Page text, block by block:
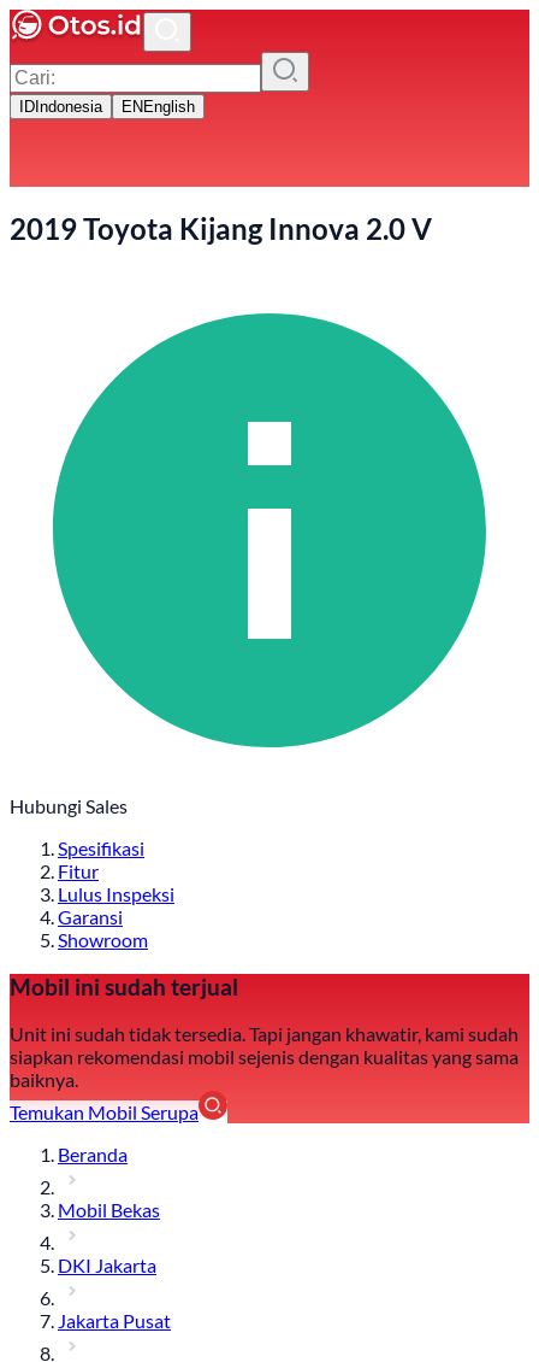
ID Indonesia EN English
2019 Toyota Kijang Innova 2.0 V
Hubungi Sales
Spesifikasi
Fitur
Lulus Inspeksi
Garansi
Showroom
Mobil ini sudah terjual
Unit ini sudah tidak tersedia. Tapi jangan khawatir, kami sudah
siapkan rekomendasi mobil sejenis dengan kualitas yang sama
baiknya.
Temukan Mobil Serupa
Beranda
Mobil Bekas
DKI Jakarta
Jakarta Pusat